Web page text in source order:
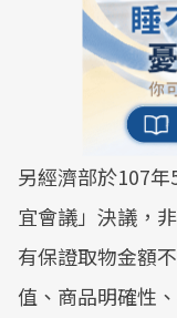
另經濟部於107
宜會議」決議，
有保證取物金額
值、商品明確性